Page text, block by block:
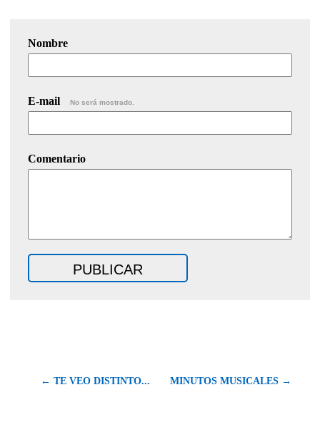
Nombre
E-mail No será mostrado.
Comentario
← TE VEO DISTINTO... MINUTOS MUSICALES →